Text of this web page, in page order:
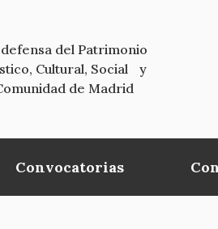
del Patrimonio
Cultural, Social y
de Madrid
Convocatorias